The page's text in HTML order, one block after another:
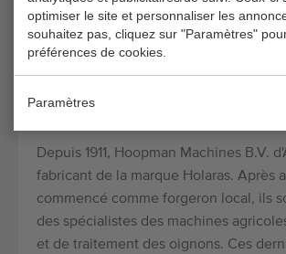
optimiser le site et personnaliser les
souhaitez pas, cliquez sur "Paramètres"
préférences de cookies.
Paramètres
d'oignons
À PROPOS DES
D'OCCASION
Depuis 1911, Hoopman Machines B.V.
fabricant de la marque Holaras. Après
commencé comme forgeron local, ils
des spécialistes des machines
et de traitement des oignons. Ces